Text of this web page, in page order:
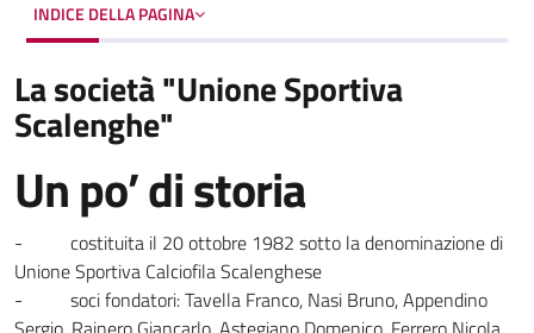
INDICE DELLA PAGINA
La società "Unione Sportiva
Scalenghe"
Un po’ di storia
- costituita il 20 ottobre 1982 sotto la denominazione di
Unione Sportiva Calciofila Scalenghese
- soci fondatori: Tavella Franco, Nasi Bruno, Appendino